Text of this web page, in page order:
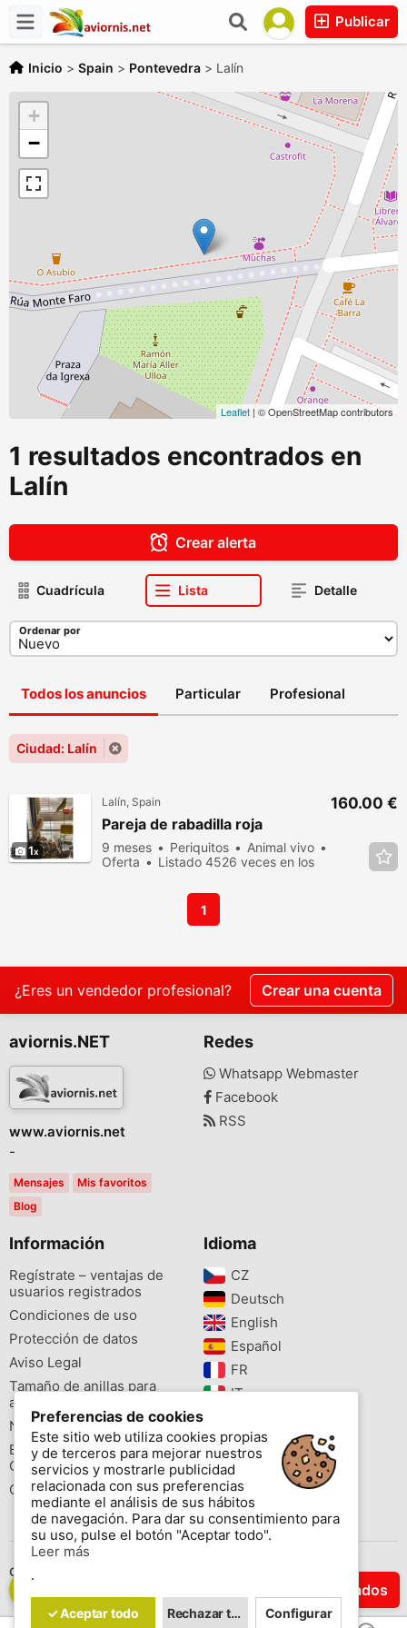
Publicar
Inicio > Spain > Pontevedra > Lalín
+
−
Leaflet| © OpenStreetMap contributors
1 resultados encontrados en
Lalín
Filtrar Resultados
Crear alerta
Cuadrícula Lista Detalle
Ordenar por
Todos los anuncios Particular Profesional
Ciudad: Lalín
1
Lalín, Spain
Pareja de rabadilla roja
9 meses Periquitos
Animal vivo
Oferta
Listado 4526 veces en los
160.00 €
1
¿Eres un vendedor profesional? Crear una cuenta
aviornis.NET
www.aviornis.net
-
Mensajes
Mis favoritos
Blog
Redes
Whatsapp Webmaster
Facebook
RSS
Información
Regístrate – ventajas de
usuarios registrados
Condiciones de uso
Protección de datos
Aviso Legal
Tamaño de anillas para
aves
Newsletter
Buscador de especies
Cites
Colores de las anillas
Idioma
CZ‎
Deutsch‎
English‎
Español‎
FR‎
IT‎
PL‎
PT‎
Preferencias de cookies
Este sitio web utiliza cookies propias
y de terceros para mejorar nuestros
servicios y mostrarle publicidad
relacionada con sus preferencias
mediante el análisis de sus hábitos
de navegación. Para dar su consentimiento para
su uso, pulse el botón "Aceptar todo".
Leer más
.
✓ Aceptar todo Rechazar todo Configurar
Contáctenos
Copyright © 2026 www.aviornis.net Tablón de anuncios gratis.